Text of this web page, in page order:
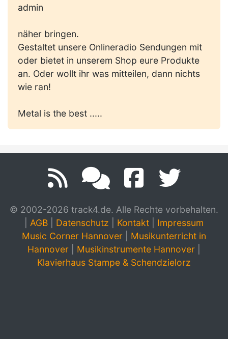
admin
näher bringen.
Gestaltet unsere Onlineradio Sendungen mit
oder bietet in unserem Shop eure Produkte
an. Oder wollt ihr was mitteilen, dann nichts
wie ran!
Metal is the best .....
© 2002-2026 track4.de. Alle Rechte vorbehalten.
AGB Datenschutz Kontakt
Impressum
Music Corner Hannover
Musikunterricht in
Hannover
Musikinstrumente Hannover
Klavierhaus Stampe & Schendzielorz